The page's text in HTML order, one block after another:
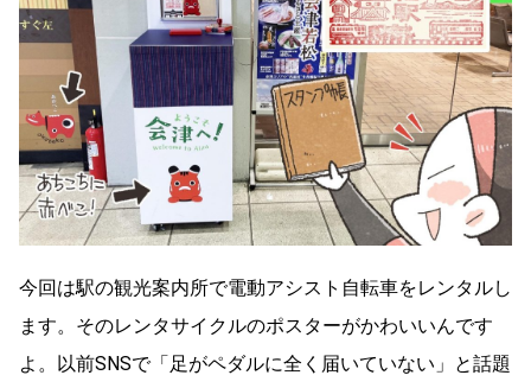
今回は駅の観光案内所で電動アシスト自転車をレンタルし
ます。そのレンタサイクルのポスターがかわいいんです
よ。以前SNSで「足がペダルに全く届いていない」と話題